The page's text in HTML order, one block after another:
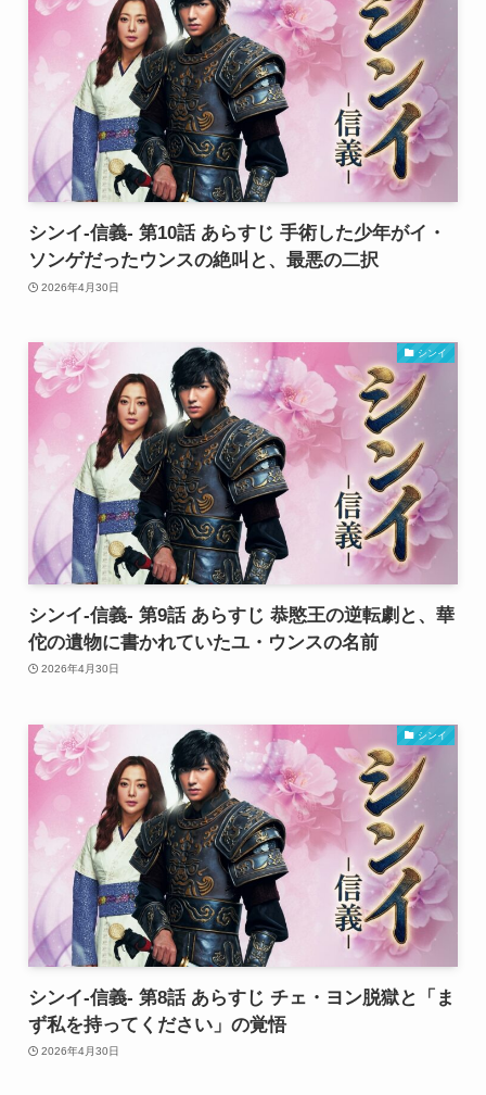
シンイ-信義- 第10話 あらすじ 手術した少年がイ・
ソンゲだったウンスの絶叫と、最悪の二択
2026年4月30日
シンイ
シンイ-信義- 第9話 あらすじ 恭愍王の逆転劇と、華
佗の遺物に書かれていたユ・ウンスの名前
2026年4月30日
シンイ
シンイ-信義- 第8話 あらすじ チェ・ヨン脱獄と「ま
ず私を持ってください」の覚悟
2026年4月30日